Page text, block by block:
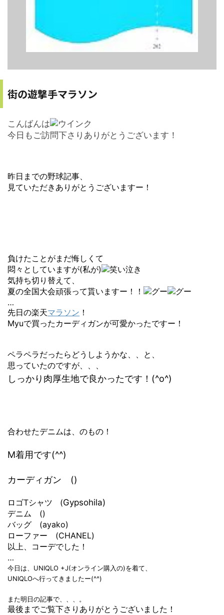
街の遊撃手マラソン
こんばんは
今日もご訪問下さりありがとうございます！
昨日までの野球記事、
見ていただきありがとうございますー！
負けたことがまだ悔しくて
悶々としていますが(私が)
気持ち切り替えて、
夏の全国大会頑張って貰いますー！！
…
先日の楽天マラソン ！
Myuで買ったカーディガンが可愛かったですー！
ペラペラだったらどうしようかな、、と、
思っていたのですが、、、
しっかり肉厚生地で良かったです！(^o^)
合わせたデニムは、のもの！
M着用です(^^)
カーディガン ()
ロゴTシャツ (Gypsohila)
デニム ()
バッグ (ayako)
ローファー (CHANEL)
以上、コーデでした！
…
今日は、UNIQLO +J(オンライン購入の)を着て、
UNIQLOへ行ってきましたー(^^)
また明日の記事で、、、。
最後までご覧下さりありがとうございました！